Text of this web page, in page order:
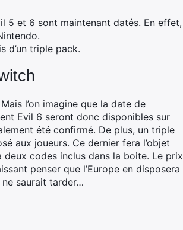
5 et 6 sont maintenant datés. En effet,
d’un triple pack.
l’on imagine que la date de
Evil 6 seront donc disponibles sur
été confirmé. De plus, un triple
aux joueurs. Ce dernier fera l’objet
codes inclus dans la boite. Le prix
penser que l’Europe en disposera
ne saurait tarder…